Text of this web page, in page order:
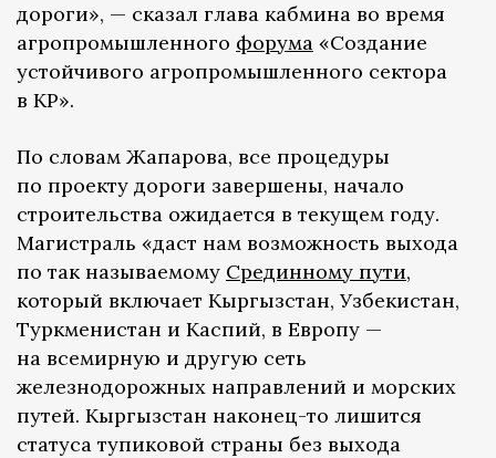
дороги», — сказал глава кабмина во время
агропромышленного форума «Создание
устойчивого агропромышленного сектора
в КР».
По словам Жапарова, все процедуры
по проекту дороги завершены, начало
строительства ожидается в текущем году.
Магистраль «даст нам возможность выхода
по так называемому Срединному пути,
который включает Кыргызстан, Узбекистан,
Туркменистан и Каспий, в Европу —
на всемирную и другую сеть
железнодорожных направлений и морских
путей. Кыргызстан наконец-то лишится
статуса тупиковой страны без выхода